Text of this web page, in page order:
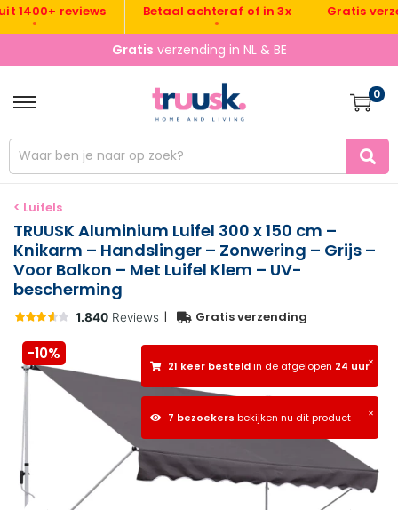
reviews Betaal achteraf of in 3x Gratis
Gratis verzending in NL & BE
0
< Luifels
TRUUSK Aluminium Luifel 300 x 150 cm –
Knikarm – Handslinger – Zonwering – Grijs –
Voor Balkon – Met Luifel Klem – UV-
bescherming
| Gratis verzending
×
21 keer besteldin de afgelopen 24 uur
×
7 bezoekers bekijken nu dit product
-10%